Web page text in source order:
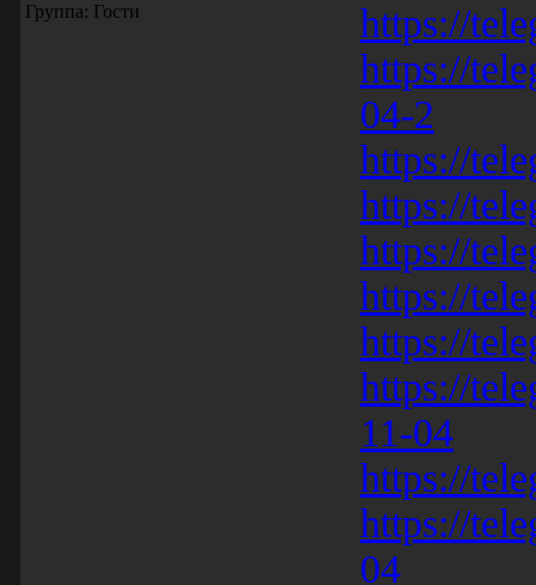
Группа: Гости
https://
https://
04-2
https://
https://
https://
https://
https://
https://
11-04
https://
https://
04